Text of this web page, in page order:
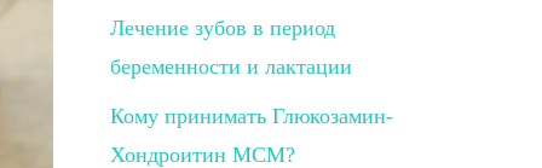
Лечение зубов в период
беременности и лактации
Кому принимать Глюкозамин-
Хондроитин МСМ?